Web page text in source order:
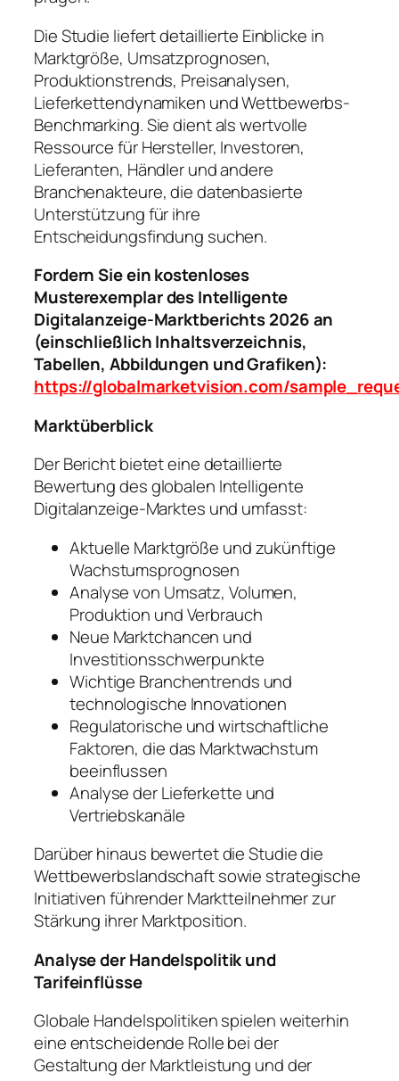
Die Studie liefert detaillierte Einblicke in
Marktgröße, Umsatzprognosen,
Produktionstrends, Preisanalysen,
Lieferkettendynamiken und Wettbewerbs-
Benchmarking. Sie dient als wertvolle
Ressource für Hersteller, Investoren,
Lieferanten, Händler und andere
Branchenakteure, die datenbasierte
Unterstützung für ihre
Entscheidungsfindung suchen.
Fordern Sie ein kostenloses
Musterexemplar des Intelligente
Digitalanzeige-Marktberichts 2026 an
(einschließlich Inhaltsverzeichnis,
Tabellen, Abbildungen und Grafiken):
https://globalmarketvision.com/
Marktüberblick
Der Bericht bietet eine detaillierte
Bewertung des globalen Intelligente
Digitalanzeige-Marktes und umfasst:
Aktuelle Marktgröße und zukünftige
Wachstumsprognosen
Analyse von Umsatz, Volumen,
Produktion und Verbrauch
Neue Marktchancen und
Investitionsschwerpunkte
Wichtige Branchentrends und
technologische Innovationen
Regulatorische und wirtschaftliche
Faktoren, die das Marktwachstum
beeinflussen
Analyse der Lieferkette und
Vertriebskanäle
Darüber hinaus bewertet die Studie die
Wettbewerbslandschaft sowie strategische
Initiativen führender Marktteilnehmer zur
Stärkung ihrer Marktposition.
Analyse der Handelspolitik und
Tarifeinflüsse
Globale Handelspolitiken spielen weiterhin
eine entscheidende Rolle bei der
Gestaltung der Marktleistung und der